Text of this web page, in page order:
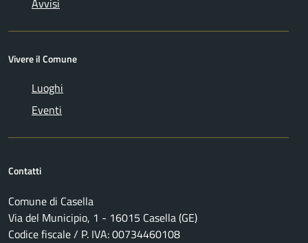
Avvisi
Vivere il Comune
Luoghi
Eventi
Contatti
Comune di Casella
Via del Municipio, 1 - 16015 Casella (GE)
Codice fiscale / P. IVA: 00734460108